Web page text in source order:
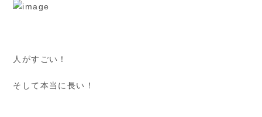
人がすごい！
そして本当に長い！